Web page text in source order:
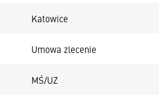
Katowice
Umowa zlecenie
MŚ/UZ